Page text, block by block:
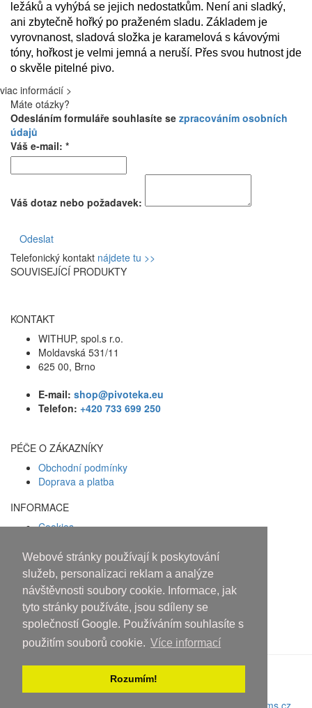
Webové stránky používají k poskytování
služeb, personalizaci reklam a analýze
návštěvnosti soubory cookie. Informace, jak
tyto stránky používáte, jsou sdíleny se
společností Google. Používáním souhlasíte s
použitím souborů cookie. Více informací
Rozumím!
ležáků a vyhýbá se jejich nedostatkům. Není ani sladký,
ani zbytečně hořký po praženém sladu. Základem je
vyrovnanost, sladová složka je karamelová s kávovými
tóny, hořkost je velmi jemná a neruší. Přes svou hutnost jde
o skvěle pitelné pivo.
viac informácií >
Máte otázky?
Odesláním formuláře souhlasíte se zpracováním osobních
údajů
Váš e-mail: *
Váš dotaz nebo požadavek:
Odeslat
Telefonický kontakt nájdete tu >>
SOUVISEJÍCÍ PRODUKTY
KONTAKT
WITHUP, spol.s r.o.
Moldavská 531/11
625 00, Brno
E-mail: shop@pivoteka.eu
Telefon: +420 733 699 250
PÉČE O ZÁKAZNÍKY
Obchodní podmínky
Doprava a platba
INFORMACE
Cookies
Facebook
Osobám mladším 18 let alkohol
neprodáváme!